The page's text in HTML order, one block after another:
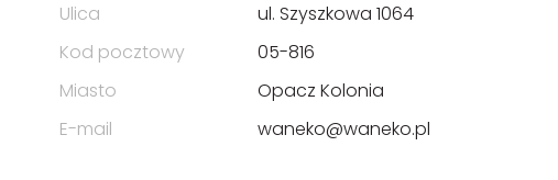
Ulica
ul. Szyszkowa 1064
Kod pocztowy
05-816
Miasto
Opacz Kolonia
E-mail
waneko@waneko.pl